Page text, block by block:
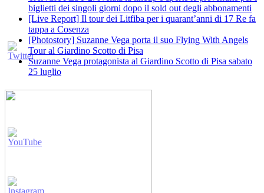
biglietti dei singoli giorni dopo il sold out degli abbonamenti
[Live Report] Il tour dei Litfiba per i quarant’anni di 17 Re fa
tappa a Cosenza
[Photostory] Suzanne Vega porta il suo Flying With Angels
Tour al Giardino Scotto di Pisa
Suzanne Vega protagonista al Giardino Scotto di Pisa sabato
25 luglio